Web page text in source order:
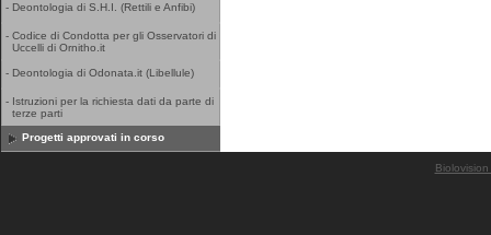
- Deontologia di S.H.I. (Rettili e Anfibi)
- Codice di Condotta per gli Osservatori di
Uccelli di Ornitho.it
- Deontologia di Odonata.it (Libellule)
- Istruzioni per la richiesta dati da parte di
terze parti
Progetti approvati in corso
Biolovision